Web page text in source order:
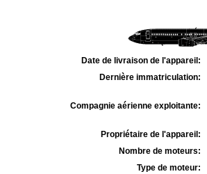
Date de livraison de l'appareil:
Dernière immatriculation:
Compagnie aérienne exploitante:
Propriétaire de l'appareil:
Nombre de moteurs:
Type de moteur: